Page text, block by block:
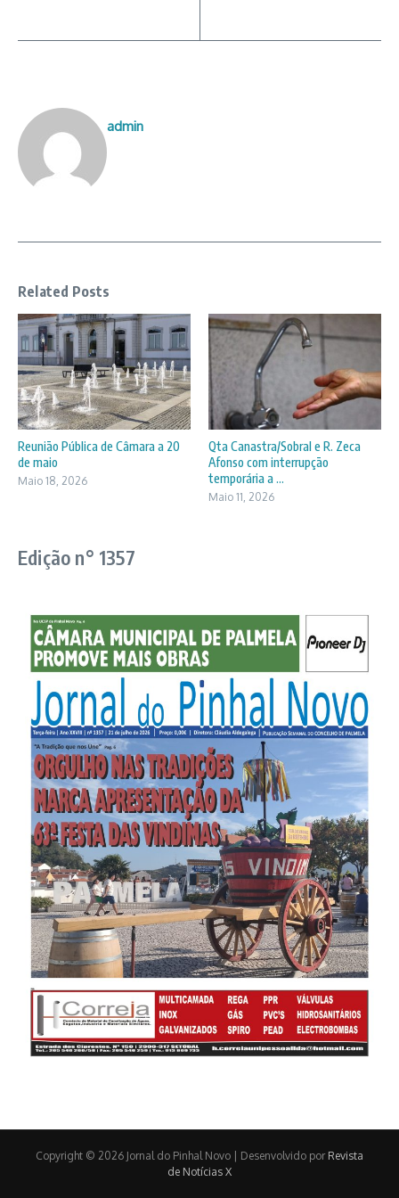
admin
Related Posts
Reunião Pública de Câmara a 20
de maio
Maio 18, 2026
Qta Canastra/Sobral e R. Zeca
Afonso com interrupção
temporária a ...
Maio 11, 2026
Edição n° 1357
Copyright © 2026 Jornal do Pinhal Novo | Desenvolvido por Revista
de Notícias X